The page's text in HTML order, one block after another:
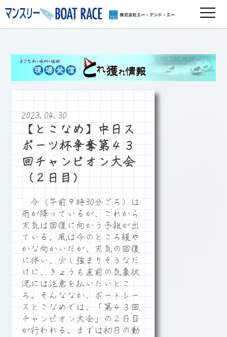
2023.04.30
【とこなめ】中日ス
ポーツ杯争奪第４３
回チャンピオン大会
（２日目）
今（午前９時30分ごろ）は
雨が降っているが、これから
天気は回復に向かう予報が出
ている。風は今のところ緩や
かな向かいだが、天気の回復
に伴い、少し強まりそうなだ
けに、きょうも直前の気象状
況には注意を払いたいとこ
ろ。そんななか、ボートレー
スとこなめでは、「第４３回
チャンピオン大会」の２日目
が行われる。まずは初日の動